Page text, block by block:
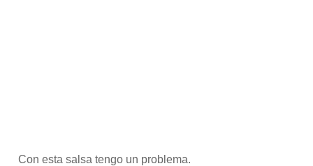
Con esta salsa tengo un problema.